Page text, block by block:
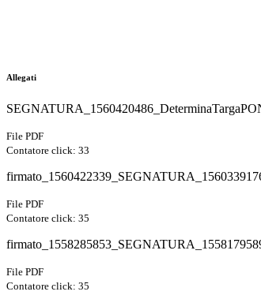
Allegati
File PDF
Contatore click: 33
File PDF
Contatore click: 35
File PDF
Contatore click: 35